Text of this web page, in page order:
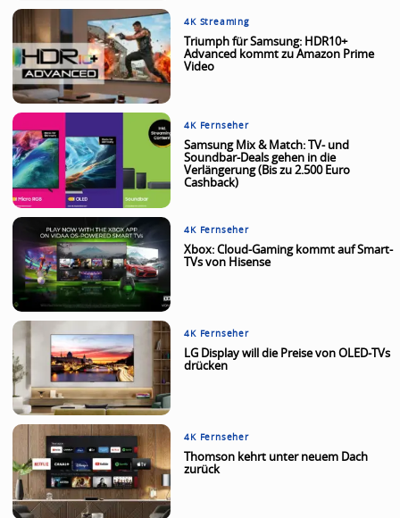
4K Streaming
Triumph für Samsung: HDR10+
Advanced kommt zu Amazon Prime
Video
4K Fernseher
Samsung Mix & Match: TV- und
Soundbar-Deals gehen in die
Verlängerung (Bis zu 2.500 Euro
Cashback)
4K Fernseher
Xbox: Cloud-Gaming kommt auf Smart-
TVs von Hisense
4K Fernseher
LG Display will die Preise von OLED-TVs
drücken
4K Fernseher
Thomson kehrt unter neuem Dach
zurück